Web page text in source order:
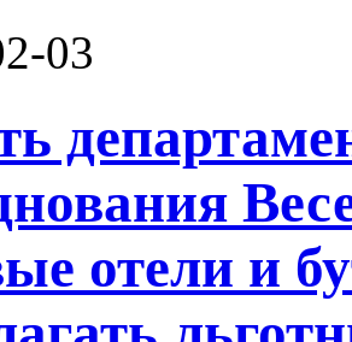
03
отели и